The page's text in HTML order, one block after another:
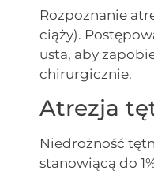
Rozpoznanie
ciąży).
usta, aby
chirurgicznie.
Atrezja
Niedrożność
stanowiącą do